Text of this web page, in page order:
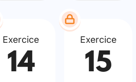
Exercice
14
Exercice
15